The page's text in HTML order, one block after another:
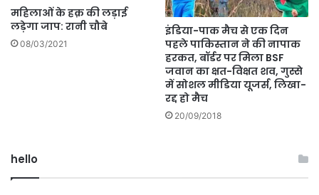
महिलाओं के हक़ की लड़ाई
लड़ेगा जाप: रानी चौबे
08/03/2021
इंडिया-पाक मैच से एक दिन
पहले पाकिस्तान ने की नापाक
हरकत, बॉर्डर पर मिला BSF
जवान का क्षत-विक्षत शव, गुस्से
में सोशल मीडिया यूजर्स, लिखा-
रद्द हो मैच
20/09/2018
hello